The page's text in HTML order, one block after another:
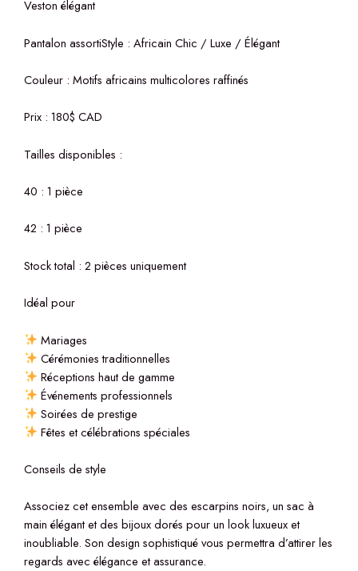
Veston élégant
Pantalon assortiStyle : Africain Chic / Luxe / Élégant
Couleur : Motifs africains multicolores raffinés
Prix : 180$ CAD
Tailles disponibles :
40 : 1 pièce
42 : 1 pièce
Stock total : 2 pièces uniquement
Idéal pour
Mariages
Cérémonies traditionnelles
Réceptions haut de gamme
Événements professionnels
Soirées de prestige
Fêtes et célébrations spéciales
Conseils de style
Associez cet ensemble avec des escarpins noirs, un sac à
main élégant et des bijoux dorés pour un look luxueux et
inoubliable. Son design sophistiqué vous permettra d’attirer les
regards avec élégance et assurance.